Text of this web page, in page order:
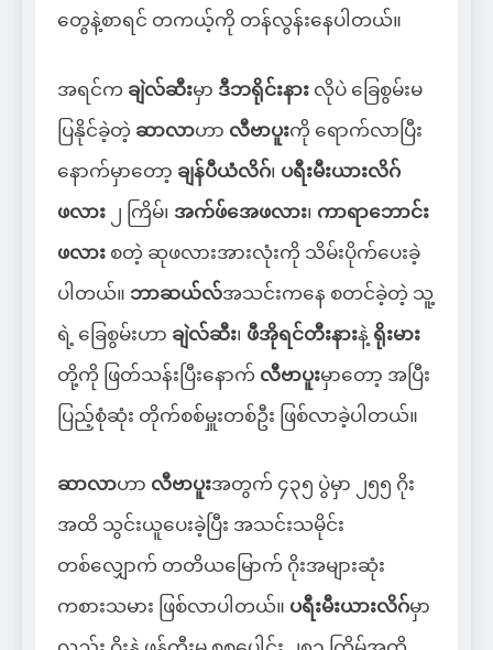
တွေနဲ့စာရင် တကယ့်ကို တန်လွန်းနေပါတယ်။
အရင်က ချဲလ်ဆီးမှာ ဒီဘရိုင်းနား လိုပဲ ခြေစွမ်းမ
ပြနိုင်ခဲ့တဲ့ ဆာလာဟာ လီဗာပူးကို ရောက်လာပြီး
နောက်မှာတော့ ချန်ပီယံလိဂ်၊ ပရီးမီးယားလိဂ်
ဖလား ၂ ကြိမ်၊ အက်ဖ်အေဖလား၊ ကာရာဘောင်း
ဖလား စတဲ့ ဆုဖလားအားလုံးကို သိမ်းပိုက်ပေးခဲ့
ပါတယ်။ ဘာဆယ်လ်အသင်းကနေ စတင်ခဲ့တဲ့ သူ့
ရဲ့ ခြေစွမ်းဟာ ချဲလ်ဆီး၊ ဖီအိုရင်တီးနားနဲ့ ရိုးမား
တို့ကို ဖြတ်သန်းပြီးနောက် လီဗာပူးမှာတော့ အပြီး
ပြည့်စုံဆုံး တိုက်စစ်မှူးတစ်ဦး ဖြစ်လာခဲ့ပါတယ်။
ဆာလာဟာ လီဗာပူးအတွက် ၄၃၅ ပွဲမှာ ၂၅၅ ဂိုး
အထိ သွင်းယူပေးခဲ့ပြီး အသင်းသမိုင်း
တစ်လျှောက် တတိယမြောက် ဂိုးအများဆုံး
ကစားသမား ဖြစ်လာပါတယ်။ ပရီးမီးယားလိဂ်မှာ